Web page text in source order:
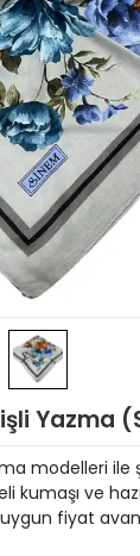
Yazma
modelleri ile
kumaşı ve
fiyat